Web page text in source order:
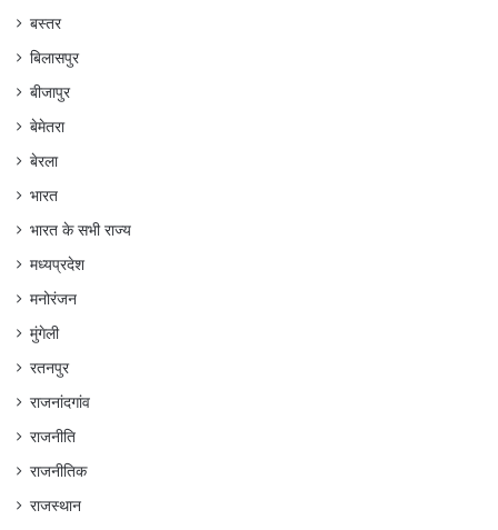
बस्तर
बिलासपुर
बीजापुर
बेमेतरा
बेरला
भारत
भारत के सभी राज्य
मध्यप्रदेश
मनोरंजन
मुंगेली
रतनपुर
राजनांदगांव
राजनीति
राजनीतिक
राजस्थान